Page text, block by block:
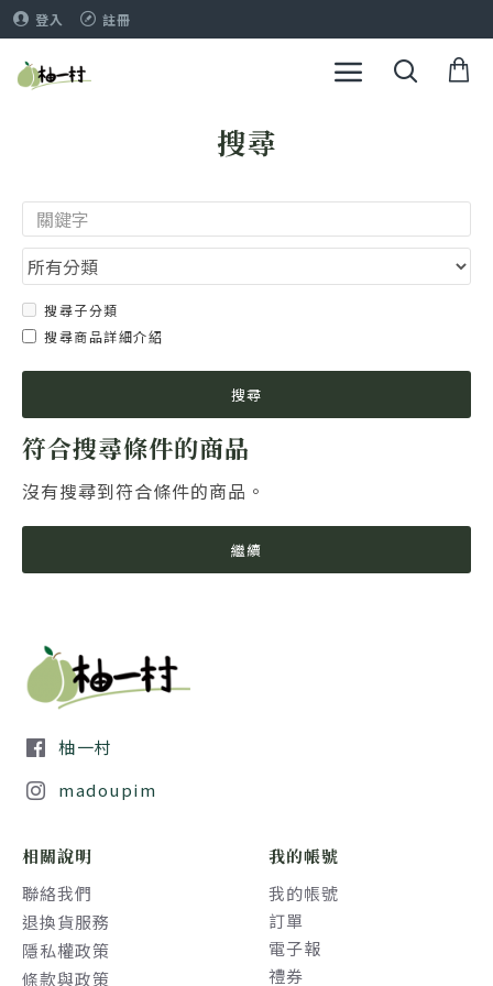
登入 註冊
搜尋
搜尋子分類
搜尋商品詳細介紹
搜尋
符合搜尋條件的商品
沒有搜尋到符合條件的商品。
繼續
柚一村
madoupim
相關說明
聯絡我們
退換貨服務
隱私權政策
條款與政策
我的帳號
我的帳號
訂單
電子報
禮券